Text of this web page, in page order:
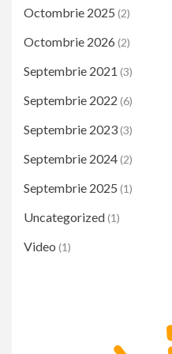
Octombrie 2025 (2)
Octombrie 2026 (2)
Septembrie 2021 (3)
Septembrie 2022 (6)
Septembrie 2023(3)
Septembrie 2024(2)
Septembrie 2025 (1)
Uncategorized(1)
Video (1)